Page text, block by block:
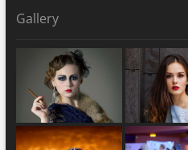
Gallery